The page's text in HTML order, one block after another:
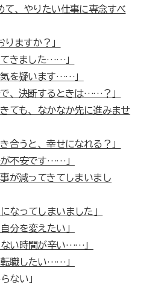
て、やりたい仕事に専念すべ
ますか？」
きました……」
を疑います……」
、決断するときは……？」
ても、なかなか先に進みませ
合うと、幸せになれる？」
不安です……」
が減ってきてしまいまし
なってしまいました」
分を変えたい」
い時間が辛い……」
職したい……」
ない」